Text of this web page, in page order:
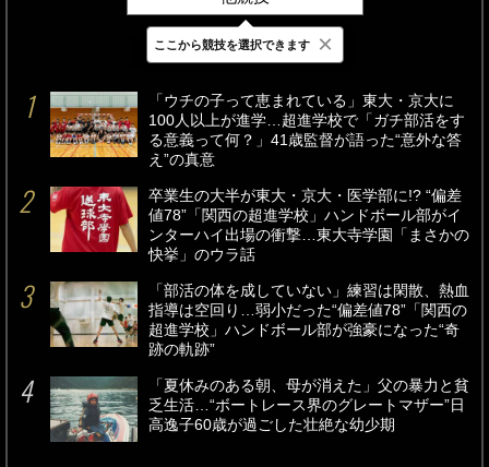
最新 24時間 週間
「ウチの子って恵まれている」東大・京大に
100人以上が進学…超進学校で「ガチ部活をす
る意義って何？」41歳監督が語った“意外な答
え”の真意
卒業生の大半が東大・京大・医学部に!? “偏差
値78”「関西の超進学校」ハンドボール部がイ
ンターハイ出場の衝撃…東大寺学園「まさかの
快挙」のウラ話
「部活の体を成していない」練習は閑散、熱血
指導は空回り…弱小だった“偏差値78”「関西の
超進学校」ハンドボール部が強豪になった“奇
跡の軌跡”
「夏休みのある朝、母が消えた」父の暴力と貧
乏生活…“ボートレース界のグレートマザー”日
高逸子60歳が過ごした壮絶な幼少期
ここから競技を選択できます ×